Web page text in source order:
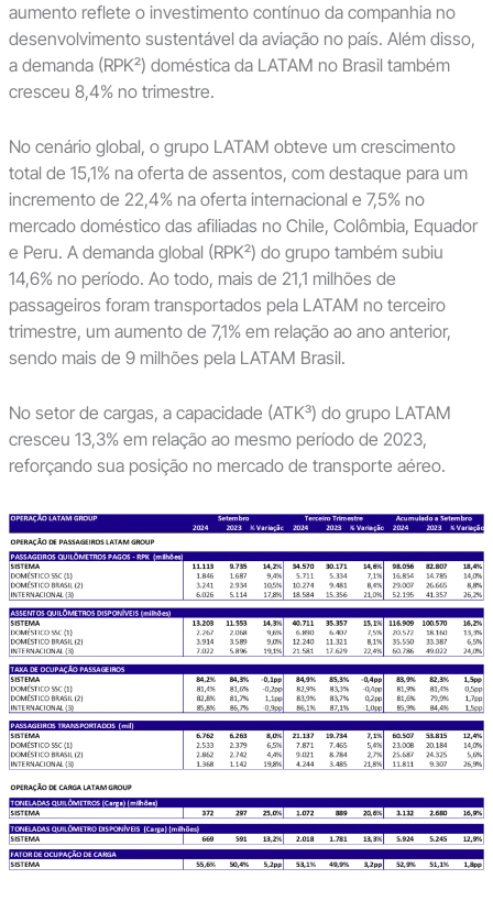
aumento reflete o investimento contínuo da companhia no
desenvolvimento sustentável da aviação no país. Além disso,
a demanda (RPK²) doméstica da LATAM no Brasil também
cresceu 8,4% no trimestre.
No cenário global, o grupo LATAM obteve um crescimento
total de 15,1% na oferta de assentos, com destaque para um
incremento de 22,4% na oferta internacional e 7,5% no
mercado doméstico das afiliadas no Chile, Colômbia, Equador
e Peru. A demanda global (RPK²) do grupo também subiu
14,6% no período. Ao todo, mais de 21,1 milhões de
passageiros foram transportados pela LATAM no terceiro
trimestre, um aumento de 7,1% em relação ao ano anterior,
sendo mais de 9 milhões pela LATAM Brasil.
No setor de cargas, a capacidade (ATK³) do grupo LATAM
cresceu 13,3% em relação ao mesmo período de 2023,
reforçando sua posição no mercado de transporte aéreo.